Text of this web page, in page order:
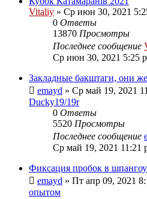
Vitaliy » Ср июн 30, 2021
0 Ответы
13870 Просмотры
Последнее сообщение
Ср июн 30, 2021 5:25
Закладные бакштаги, они
emayd » Ср май 19, 2021
Ducky19/19r
0 Ответы
5520 Просмотры
Последнее сообщение
Ср май 19, 2021 11:21
Фиксация пробок в
emayd » Пт апр 09, 2021
опытом